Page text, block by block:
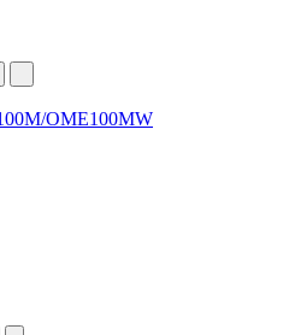
OME100MW